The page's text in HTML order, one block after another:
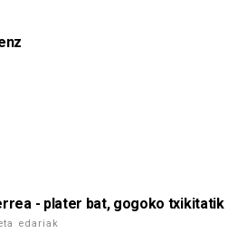
- plater bat, gogoko txikitatik
edariak